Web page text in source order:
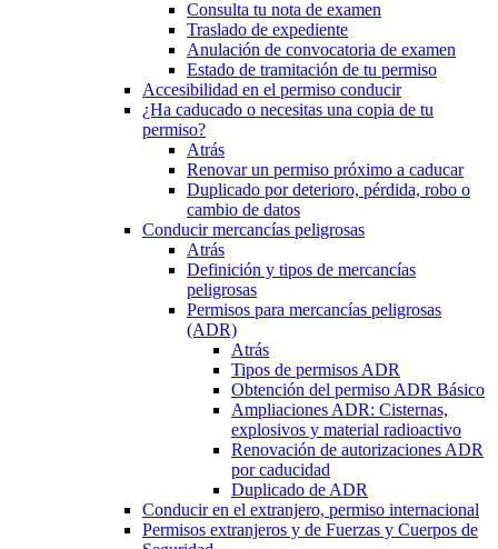
Consulta tu nota de examen
Traslado de expediente
Anulación de convocatoria de examen
Estado de tramitación de tu permiso
Accesibilidad en el permiso conducir
¿Ha caducado o necesitas una copia de tu
permiso?
Atrás
Renovar un permiso próximo a caducar
Duplicado por deterioro, pérdida, robo o
cambio de datos
Conducir mercancías peligrosas
Atrás
Definición y tipos de mercancías
peligrosas
Permisos para mercancías peligrosas
(ADR)
Atrás
Tipos de permisos ADR
Obtención del permiso ADR Básico
Ampliaciones ADR: Cisternas,
explosivos y material radioactivo
Renovación de autorizaciones ADR
por caducidad
Duplicado de ADR
Conducir en el extranjero, permiso internacional
Permisos extranjeros y de Fuerzas y Cuerpos de